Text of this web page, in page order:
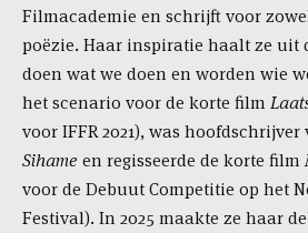
Filmacademie en schrijft voor
poëzie. Haar inspiratie haalt ze uit
doen wat we doen en worden wie
het scenario voor de korte film
voor IFFR 2021), was hoofdschrijver
Sihame en regisseerde de korte film
voor de Debuut Competitie op het
Festival). In 2025 maakte ze haar